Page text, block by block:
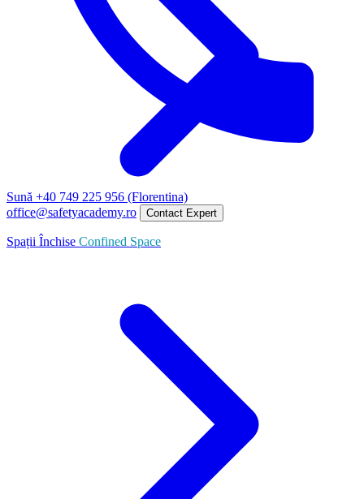
Sună +40 749 225 956 (Florentina)
office@safetyacademy.ro
Contact Expert
Spații Închise Confined Space